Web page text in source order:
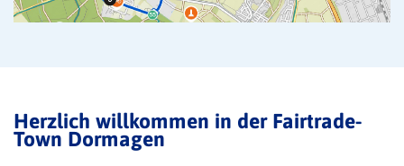
Herzlich willkommen in der Fairtrade-
Town Dormagen